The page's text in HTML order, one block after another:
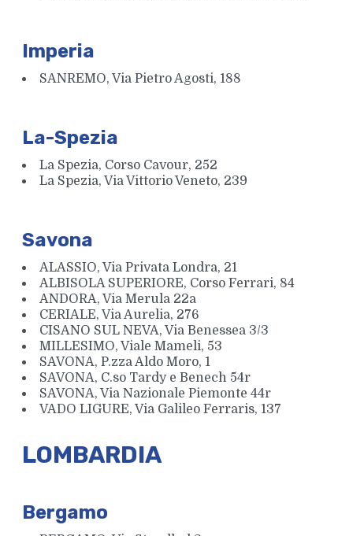
Imperia
SANREMO, Via Pietro Agosti, 188
La-Spezia
La Spezia, Corso Cavour, 252
La Spezia, Via Vittorio Veneto, 239
Savona
ALASSIO, Via Privata Londra, 21
ALBISOLA SUPERIORE, Corso Ferrari, 84
ANDORA, Via Merula 22a
CERIALE, Via Aurelia, 276
CISANO SUL NEVA, Via Benessea 3/3
MILLESIMO, Viale Mameli, 53
SAVONA, P.zza Aldo Moro, 1
SAVONA, C.so Tardy e Benech 54r
SAVONA, Via Nazionale Piemonte 44r
VADO LIGURE, Via Galileo Ferraris, 137
LOMBARDIA
Bergamo